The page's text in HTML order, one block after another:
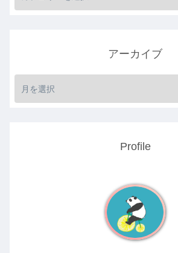
アーカイブ
Profile